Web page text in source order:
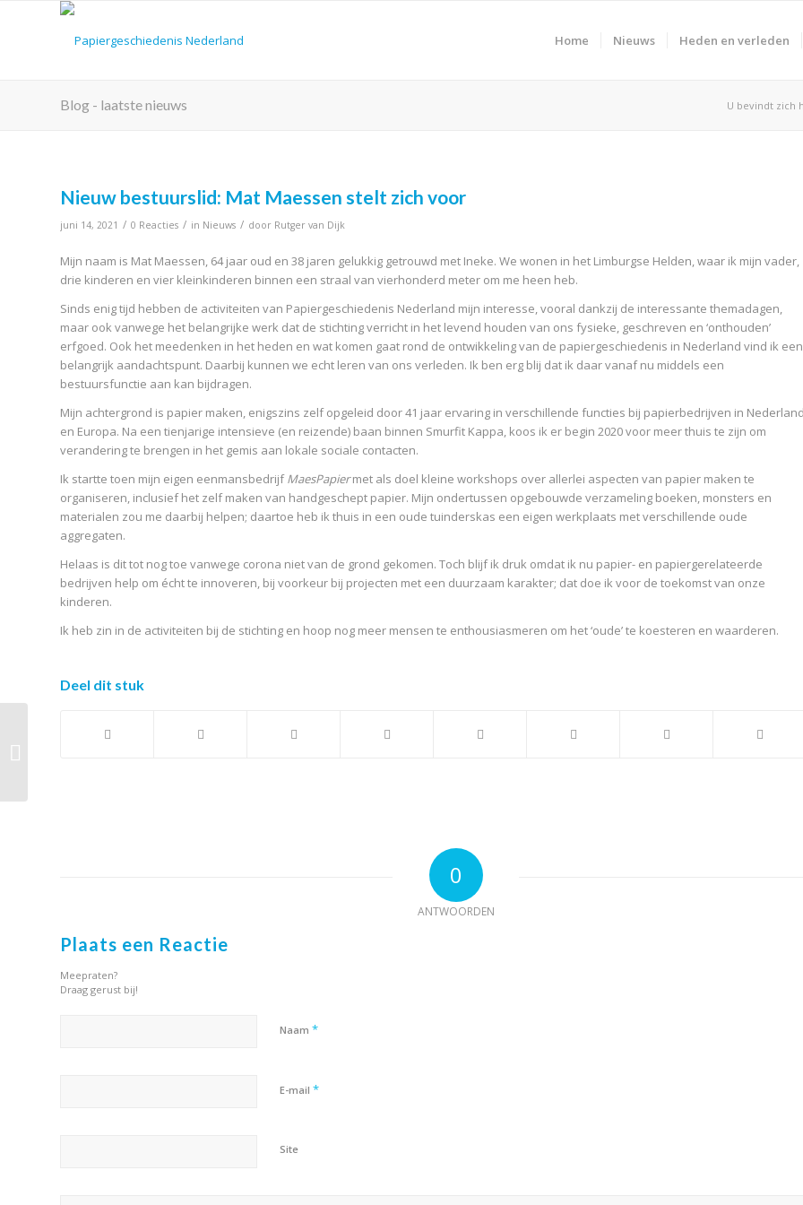
Home Nieuws Heden en verleden
Blog - laatste nieuws U bevindt zich
Nieuw bestuurslid: Mat Maessen stelt zich voor
juni 14, 2021 / 0 Reacties / in Nieuws / door Rutger van Dijk
Mijn naam is Mat Maessen, 64 jaar oud en 38 jaren gelukkig getrouwd met Ineke. We wonen in het Limburgse Helden, waar ik mijn vader,
drie kinderen en vier kleinkinderen binnen een straal van vierhonderd meter om me heen heb.
Sinds enig tijd hebben de activiteiten van Papiergeschiedenis Nederland mijn interesse, vooral dankzij de interessante themadagen,
maar ook vanwege het belangrijke werk dat de stichting verricht in het levend houden van ons fysieke, geschreven en ‘onthouden’
erfgoed. Ook het meedenken in het heden en wat komen gaat rond de ontwikkeling van de papiergeschiedenis in Nederland vind ik een
belangrijk aandachtspunt. Daarbij kunnen we echt leren van ons verleden. Ik ben erg blij dat ik daar vanaf nu middels een
bestuursfunctie aan kan bijdragen.
Mijn achtergrond is papier maken, enigszins zelf opgeleid door 41 jaar ervaring in verschillende functies bij papierbedrijven in Nederland
en Europa. Na een tienjarige intensieve (en reizende) baan binnen Smurfit Kappa, koos ik er begin 2020 voor meer thuis te zijn om
verandering te brengen in het gemis aan lokale sociale contacten.
Ik startte toen mijn eigen eenmansbedrijfMaesPapiermet als doel kleine workshops over allerlei aspecten van papier maken te
organiseren, inclusief het zelf maken van handgeschept papier. Mijn ondertussen opgebouwde verzameling boeken, monsters en
materialen zou me daarbij helpen; daartoe heb ik thuis in een oude tuinderskas een eigen werkplaats met verschillende oude
aggregaten.
Helaas is dit tot nog toe vanwege corona niet van de grond gekomen. Toch blijf ik druk omdat ik nu papier- en papiergerelateerde
bedrijven help om écht te innoveren, bij voorkeur bij projecten met een duurzaam karakter; dat doe ik voor de toekomst van onze
kinderen.
Ik heb zin in de activiteiten bij de stichting en hoop nog meer mensen te enthousiasmeren om het ‘oude’ te koesteren en waarderen.
Deel dit stuk
0
ANTWOORDEN
Plaats een Reactie
Meepraten?
Draag gerust bij!
Naam *
E-mail *
Site
We kijken terug op een